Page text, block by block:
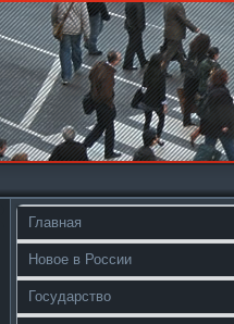
Главная
Новое в России
Государство